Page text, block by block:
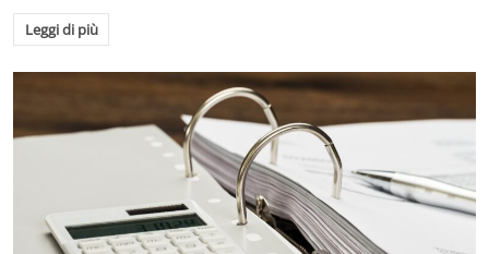
Leggi di più